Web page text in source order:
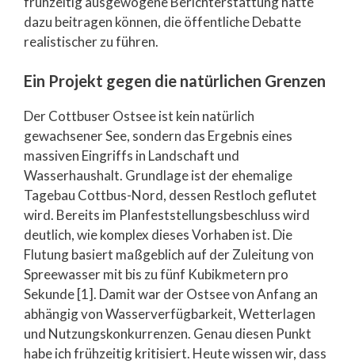
dazu beitragen können, die öffentliche Debatte
realistischer zu führen.
Ein Projekt gegen die natürlichen Grenzen
Der Cottbuser Ostsee ist kein natürlich
gewachsener See, sondern das Ergebnis eines
massiven Eingriffs in Landschaft und
Wasserhaushalt. Grundlage ist der ehemalige
Tagebau Cottbus-Nord, dessen Restloch geflutet
wird. Bereits im Planfeststellungsbeschluss wird
deutlich, wie komplex dieses Vorhaben ist. Die
Flutung basiert maßgeblich auf der Zuleitung von
Spreewasser mit bis zu fünf Kubikmetern pro
Sekunde [1]. Damit war der Ostsee von Anfang an
abhängig von Wasserverfügbarkeit, Wetterlagen
und Nutzungskonkurrenzen. Genau diesen Punkt
habe ich frühzeitig kritisiert. Heute wissen wir, dass